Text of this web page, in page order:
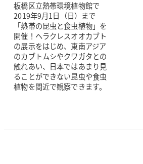
板橋区立熱帯環境植物館で
2019年9月1日（日）まで
「熱帯の昆虫と食虫植物」を
開催！ヘラクレスオオカブト
の展示をはじめ、東南アジア
のカブトムシやクワガタとの
触れあい、日本ではあまり見
ることができない昆虫や食虫
植物を間近で観察できます。